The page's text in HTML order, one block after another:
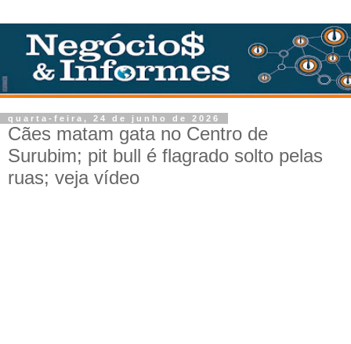
quarta-feira, 24 de junho de 2026
Cães matam gata no Centro de
Surubim; pit bull é flagrado solto pelas
ruas; veja vídeo